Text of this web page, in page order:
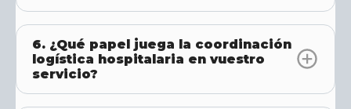
6. ¿Qué papel juega la coordinación
logística hospitalaria en vuestro
servicio?